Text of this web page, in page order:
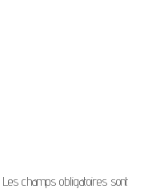
Les champs obligatoires sont